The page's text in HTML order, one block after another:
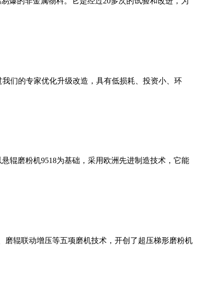
们的专家优化升级改造，具有低损耗、投资小、环
辊磨粉机9518为基础，采用欧洲先进制造技术，它能
辊联动增压等五项磨机技术，开创了超压梯形磨粉机